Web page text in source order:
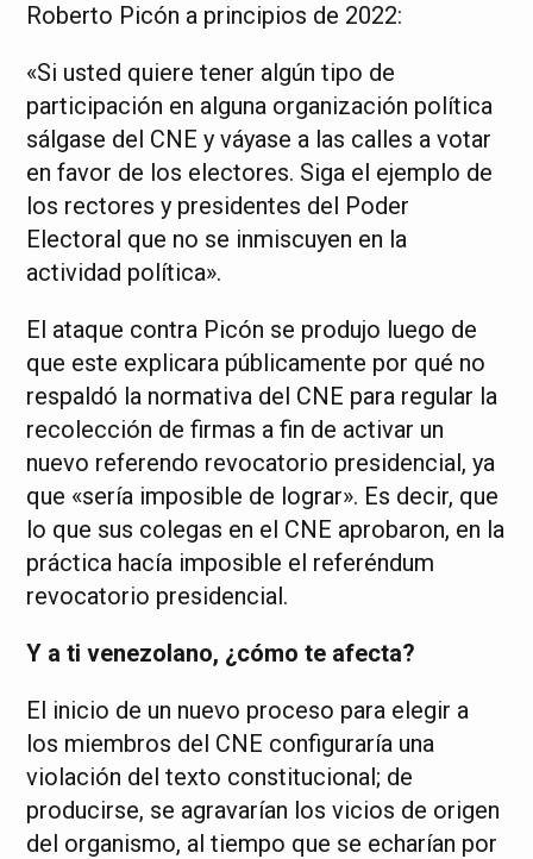
Roberto Picón a principios de 2022:
«Si usted quiere tener algún tipo de
participación en alguna organización política
sálgase del CNE y váyase a las calles a votar
en favor de los electores. Siga el ejemplo de
los rectores y presidentes del Poder
Electoral que no se inmiscuyen en la
actividad política».
El ataque contra Picón se produjo luego de
que este explicara públicamente por qué no
respaldó la normativa del CNE para regular la
recolección de firmas a fin de activar un
nuevo referendo revocatorio presidencial, ya
que «sería imposible de lograr». Es decir, que
lo que sus colegas en el CNE aprobaron, en la
práctica hacía imposible el referéndum
revocatorio presidencial.
Y a ti venezolano, ¿cómo te afecta?
El inicio de un nuevo proceso para elegir a
los miembros del CNE configuraría una
violación del texto constitucional; de
producirse, se agravarían los vicios de origen
del organismo, al tiempo que se echarían por